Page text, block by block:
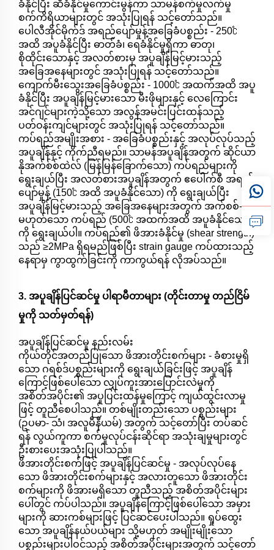
ခံနိုင်ပြီး ဆီခံနိုင်မှုကောင်းမွန်ကာ သာမန်စက်မှုလက်မှု
စက်ကိရိယာများတွင် အသုံးပြုရန် သင့်တော်သည်။
ပေါလီအိုင်မိုက်ဒ် အရည်ပျော်မှုန့်အခြေခံပစ္စည်း - 250℃
အထိ အပူခံနိုင်ပြီး ဓာတ်ခံ၊ ရေခံနိုင်မှုရှိကာ ဓာတု၊
စိုထိုင်းသောနှင့် အလတ်စားမှ အပူချိန်မြင့်မားသည့်
အခြေအနေများတွင် အသုံးပြုရန် သင့်တော်သည်။
ကျောက်မီးသွေးအခြေခံပစ္စည်း - 1000℃ အထက်အထိ အပူ
ခံနိုင်ပြီး အပူချိန်မြင့်မားသော မီးဖိုများနှင့် လေကြောင်း
အင်ဂျင်များကဲ့သို့သော အလွန်အမင်းပြင်းထန်သည့်
ပတ်ဝန်းကျင်များတွင် အသုံးပြုရန် သင့်တော်သည်။
ကပ်ရည်အမျိုးအစား - အခြေခံပစ္စည်းနှင့် အလုပ်လုပ်သည့်
အပူချိန်နှင့် ကိုက်ညီရမည်။ သာမန်အပူချိန်အတွက် ဆိုင်ယာ
နိုအက်စ်စ်ထဲလ် (မြန်မြန်ခြောက်သော) ကပ်ရည်များကို
ရွေးချယ်ပြီး အလတ်စားအပူချိန်အတွက် ဧပေါက်စီ အရည်
ပျော်မှုန့် (150℃ အထိ အပူခံနိုင်သော) ကို ရွေးချယ်ပြီး
အပူချိန်မြင့်မားသည့် အခြေအနေများအတွက် အက်စစ်-
မဟုတ်သော ကပ်ရည် (500℃ အထက်အထိ အပူခံနိုင်သော)
ကို ရွေးချယ်ပါ။ ကပ်ရည်၏ ဖိအားခံနိုင်မှု (shear strength)
သည် ≥2MPa ရှိရမည်ဖြစ်ပြီး strain gauge ကပ်ထားသည့်
နေရာမှ ကွာထွက်ခြင်းကို ကာကွယ်ရန် လိုအပ်သည်။
3. အပူချိန်ပြင်ဆင်မှု ပါရာမီတာများ (တိုင်းတာမှု တည်ငြိမ်
မှုကို သတ်မှတ်ရန်)
အပူချိန်ပြင်ဆင်မှု နည်းလမ်း
ကိုယ်တိုင်အတည်ပြုသော ဖိအားတိုင်းစက်များ - ခံစားမှုရှိ
သော ဂရစ်ဒ်ပစ္စည်းများကို ရွေးချယ်ခြင်းဖြင့် အပူချိန်
ကြောင့်ဖြစ်ပေါ်သော လျှပ်ကူးအားပြောင်းလဲမှုကို
အစိတ်အပိုင်း၏ အပူပြင်းထန်မှုကြောင့် ကျယ်ထွင်းလာမှု
ဖြင့် တူညီစေပါသည်။ တစ်မျိုးတည်းသော ပစ္စည်းများ
(ဥပမာ- သံ၊ အလူမီနီယမ်) အတွက် သင့်တော်ပြီး တပ်ဆင်
ရန် လွယ်ကူကာ စက်မှုလုပ်ငန်းဆိုင်ရာ အသုံးချမှုများတွင်
ဦးစားပေးအသုံးပြုပါသည်။
ဖိအားတိုင်းစက်ဖြင့် အပူချိန်ပြင်ဆင်မှု - အလုပ်လုပ်နေ
သော ဖိအားတိုင်းစက်များနှင့် အလားတူသော ဖိအားတိုင်း
စက်များကို ဖိအားမရှိသော တူညီသည့် အစိတ်အပိုင်းများ
ပေါ်တွင် ကပ်ပါသည်။ အပူချိန်ကြောင့်ဖြစ်ပေါ်သော အမှား
များကို ဆားကစ်များဖြင့် ပြင်ဆင်ပေးပါသည်။ ရှုပ်ထွေး
သော အပူချိန်နယ်ပယ်များ သို့မဟုတ် အမျိုးမျိုးသော
ပစ္စည်းများပါဝင်သည့် အစိတ်အပိုင်းများအတွက် သင့်တော်